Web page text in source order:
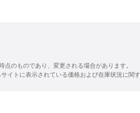
のものであり、変更される場合があります。
イトに表示されている価格および在庫状況に関